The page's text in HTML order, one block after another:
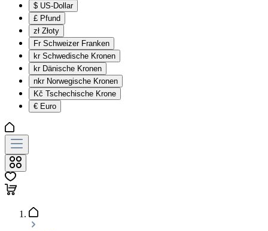
$ US-Dollar
£ Pfund
zł Złoty
Fr Schweizer Franken
kr Schwedische Kronen
kr Dänische Kronen
nkr Norwegische Kronen
Kč Tschechische Krone
€ Euro